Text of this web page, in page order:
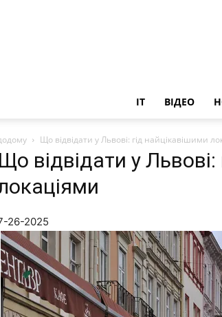
IT ВІДЕО
Що відвідати у Львові: гід найцікавішими
Що відвідати у
26-2025